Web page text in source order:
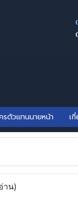
รตัวแทนนายหน้า เ
าน)